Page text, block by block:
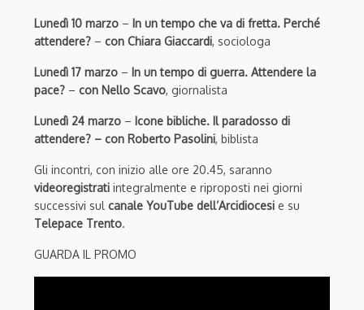
Lunedì 10 marzo – In un tempo che va di fretta. Perché
attendere? – con Chiara Giaccardi, sociologa
Lunedì 17 marzo – In un tempo di guerra. Attendere la
pace? – con Nello Scavo, giornalista
Lunedì 24 marzo – Icone bibliche. Il paradosso di
attendere? – con Roberto Pasolini, biblista
Gli incontri, con inizio alle ore 20.45, saranno
videoregistrati integralmente e riproposti nei giorni
successivi sul canale YouTube dell’Arcidiocesi e su
Telepace Trento.
GUARDA IL PROMO